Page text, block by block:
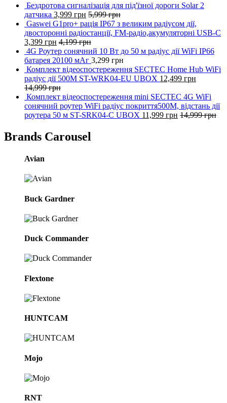
Бездротова сигналізація для під'їзної дороги Solar 2
датчика 3,999 грн 5,999грн
Gaswei G1pro+ рація IP67 з великим радіусом дії,
двосторонні радіостанції, FM-радіо,акумуляторні USB-C
3,399 грн 4,199грн
4G Роутер сонячний 10 Вт до 50 м радіус дії WiFi IP66
батарея 20100 мАг 3,299 грн
Комплект відеоспостереження SECTEC Home Hub WiFi
радіус дії 500M ST-WRK04-EU UBOX 12,499 грн
14,999грн
Комплект відеоспостереження mini SECTEC 4G WiFi
сонячний роутер WiFi радіус покриття500M, відстань дії
роутера 50 м ST-SRK04-C UBOX 11,999 грн 14,999грн
Brands Carousel
Avian
Buck Gardner
Duck Commander
Flextone
HUNTCAM
Mojo
RNT